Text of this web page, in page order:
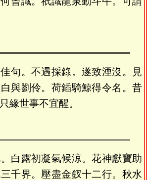
句。不遇採錄。遂致湮沒。見
與劉伶。荷鍤騎鯨得令名。昔
緣世事不宜醒。
白露初凝氣候涼。花神獻寶助
千界。壓盡金釵十二行。秋水